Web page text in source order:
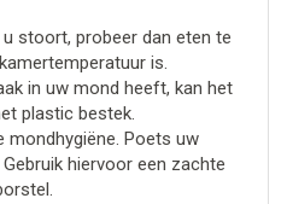
stoort, probeer dan eten te
is.
in uw mond heeft, kan het
plastic bestek.
mondhygiëne. Poets uw
hiervoor een zachte